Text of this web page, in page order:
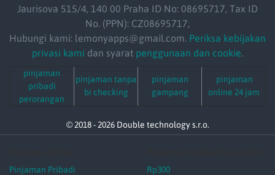
Jaurisova 515/4, 140 00 Praha ID No: 08695717, Tax ID
No. (PPN): CZ08695717,
Hubungi kami: lemonyapps@gmail.com. Periksa kebijakan
privasi kami dan syarat penggunaan dan cookie.
pinjaman
pribadi
perorangan
pinjaman tanpa
bi checking
pinjaman
gampang
pinjaman
online 24 jam
© 2018 - 2026 Double technology s.r.o.
Pinjaman Pribadi
Rp300